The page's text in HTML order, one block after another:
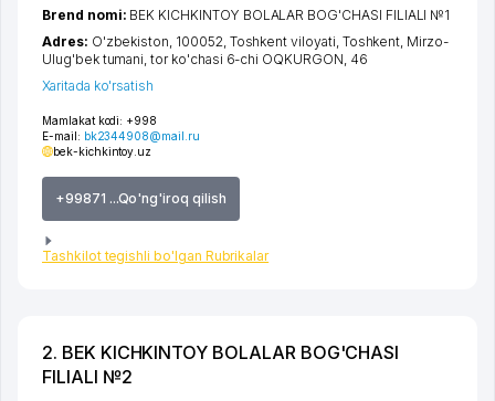
Mamlakat kodi: +998
E-mail: bk2344908@mail.ru
bek-kichkintoy.uz
+99871 ...Qo'ng'iroq qilish
Tashkilot tegishli bo'lgan Rubrikalar
Brend nomi: BEK KICHKINTOY BOLALAR BOG'CHASI FILIALI №1
Adres: O'zbekiston, 100052, Toshkent viloyati, Toshkent, Mirzo-
Ulug'bek tumani,tor ko'chasi 6-chi OQKURGON, 46
Xaritada ko'rsatish
2. BEK KICHKINTOY BOLALAR BOG'CHASI
FILIALI №2